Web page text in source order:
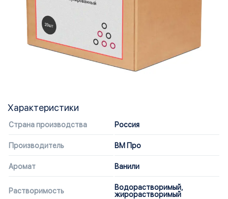
Характеристики
Страна производства Россия
Производитель ВМ Про
Аромат Ванили
Растворимость
Водорастворимый,
жирорастворимый